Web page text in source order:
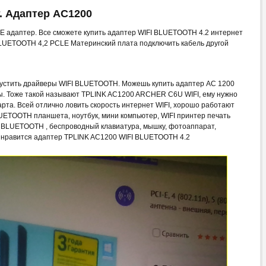
Адаптер AC1200
адаптер. Все сможете купить адаптер WIFI BLUETOOTH 4.2 интернет
4,2 PCLE Материнский плата подключить кабель другой
драйверы WIFI BLUETOOTH. Можешь купить адаптер АС 1200
Тоже такой называют TPLINK AC1200 ARCHER C6U WIFI, ему нужно
Всей отлично ловить скорость интернет WIFI, хорошо работают
планшета, ноутбук, мини компьютер, WIFI принтер печать
, беспроводный клавиатура, мышку, фотоаппарат,
адаптер TPLINK AC1200 WIFI BLUETOOTH 4.2